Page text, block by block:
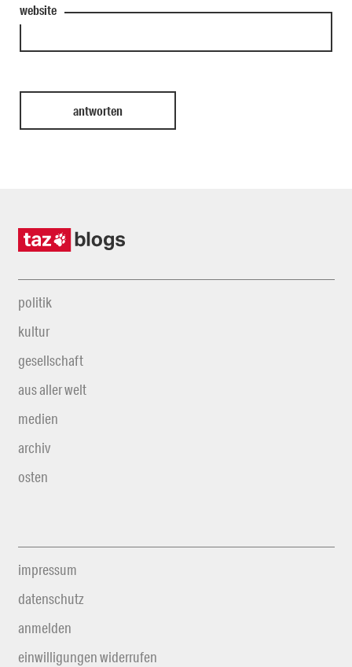
website
politik
kultur
gesellschaft
aus aller welt
medien
archiv
osten
impressum
datenschutz
anmelden
einwilligungen widerrufen